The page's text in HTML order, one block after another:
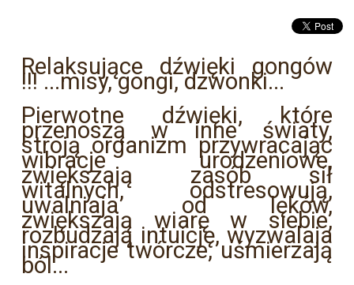
Relaksujące dźwięki gongów
!!! ...misy, gongi, dzwonki...
Pierwotne dźwięki, które
przenoszą w inne światy,
stroją organizm przywracając
wibracje urodzeniowe,
zwiększają zasób sił
witalnych, odstresowują,
uwalniaja od lęków,
zwiększają wiarę w siebie,
rozbudzają intuicję, wyzwalaja
inspiracje twórcze, uśmierzają
ból...